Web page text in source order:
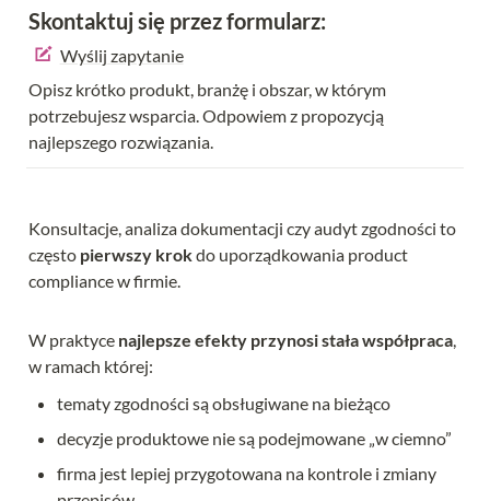
Skontaktuj się przez formularz:
Wyślij zapytanie
Opisz krótko produkt, branżę i obszar, w którym
potrzebujesz wsparcia. Odpowiem z propozycją
najlepszego rozwiązania.
Konsultacje, analiza dokumentacji czy audyt zgodności to
często pierwszy krok do uporządkowania product
compliance w firmie.
W praktyce najlepsze efekty przynosi stała współpraca,
w ramach której:
tematy zgodności są obsługiwane na bieżąco
decyzje produktowe nie są podejmowane „w ciemno”
firma jest lepiej przygotowana na kontrole i zmiany